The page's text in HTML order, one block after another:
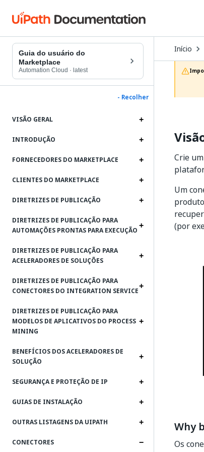
Guia do usuário do
Marketplace
Automation Cloud · latest
- Recolher
VISÃO GERAL
INTRODUÇÃO
FORNECEDORES DO MARKETPLACE
CLIENTES DO MARKETPLACE
DIRETRIZES DE PUBLICAÇÃO
DIRETRIZES DE PUBLICAÇÃO PARA
AUTOMAÇÕES PRONTAS PARA EXECUÇÃO
DIRETRIZES DE PUBLICAÇÃO PARA
ACELERADORES DE SOLUÇÕES
DIRETRIZES DE PUBLICAÇÃO PARA
CONECTORES DO INTEGRATION SERVICE
DIRETRIZES DE PUBLICAÇÃO PARA
MODELOS DE APLICATIVOS DO PROCESS
MINING
BENEFÍCIOS DOS ACELERADORES DE
SOLUÇÃO
SEGURANÇA E PROTEÇÃO DE IP
GUIAS DE INSTALAÇÃO
OUTRAS LISTAGENS DA UIPATH
CONECTORES
Início
Crie
Um
(por
Why
Os